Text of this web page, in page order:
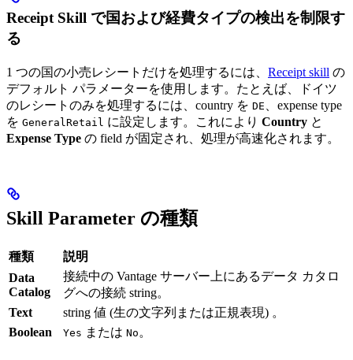
Receipt Skill で国および経費タイプの検出を制限す
る
1 つの国の小売レシートだけを処理するには、 Receipt skill の
デフォルト パラメーターを使用します。たとえば、ドイツ
のレシートのみを処理するには、country を DE
、expense type
を GeneralRetail に設定します。これにより Country と
Expense Type の field が固定され、処理が高速化されます。
Skill Parameter の種類
種類
説明
Data
Catalog
接続中の Vantage サーバー上にあるデータ カタロ
グへの接続 string。
Text
string 値 (生の文字列または正規表現) 。
Boolean
Yes または No 。